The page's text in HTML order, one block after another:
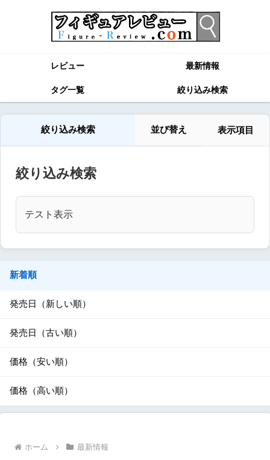
レビュー 最新情報
タグ一覧 絞り込み検索
絞り込み検索 並び替え 表示項目
絞り込み検索
テスト表示
新着順
発売日（新しい順）
発売日（古い順）
価格（安い順）
価格（高い順）
ホーム 最新情報